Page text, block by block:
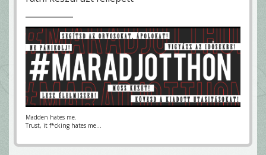
Madden hates me.
Trust, it f*cking hates me...